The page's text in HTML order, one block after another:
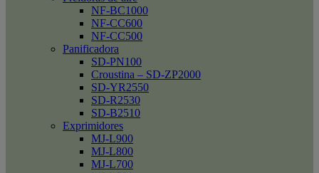
NF-BC1000
NF-CC600
NF-CC500
Panificadora
SD-PN100
Croustina – SD-ZP2000
SD-YR2550
SD-R2530
SD-B2510
Exprimidores
MJ-L900
MJ-L800
MJ-L700